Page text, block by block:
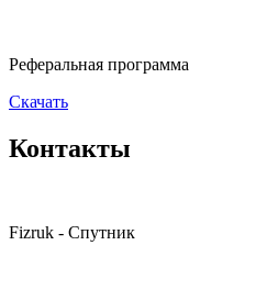
Реферальная программа
Скачать
Контакты
Fizruk - Спутник